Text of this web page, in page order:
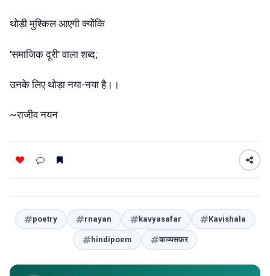
थोड़ी मुश्किल आएगी क्योंकि
'समाजिक दूरी' वाला शब्द;
उनके लिए थोड़ा नया-नया है।।
~राजीव नयन
poetry rnayan kavyasafar Kavishala
hindipoem काव्यसफ़र